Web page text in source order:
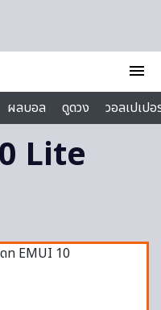
menu
ผลบอล ดูดวง
วอลเปเป
Lite